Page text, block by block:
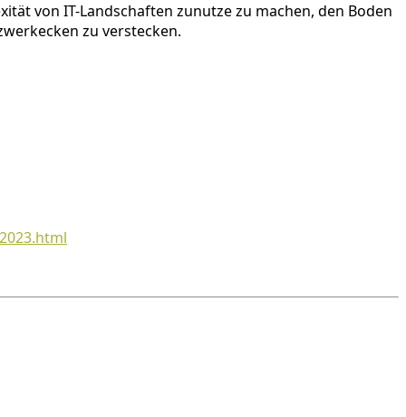
von IT-Landschaften zunutze zu machen, den Boden
zu verstecken.